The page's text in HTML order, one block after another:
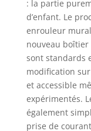
: la partie
d’enfant. Le
enrouleur
nouveau boîtier
sont standards
modification
et accessible
expérimentés.
également
prise de